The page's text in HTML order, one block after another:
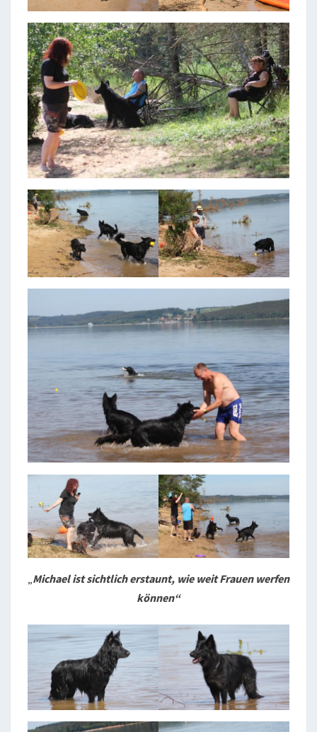
„Michael ist sichtlich erstaunt, wie weit Frauen werfen
können“